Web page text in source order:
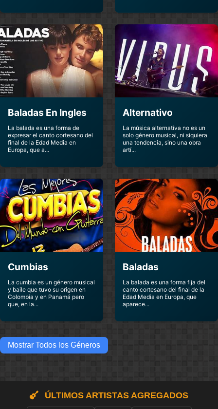
Thor Titanic
Tokyo Drift
Soundtracks
Triple X
Soundtracks
X Men Iii
Baladas En Ingles
La balada es una forma de
expresar el canto cortesano del
final de la Edad Media en
Europa, que a...
Alternativo
La música alternativa no es un
solo género musical, ni siquiera
una tendencia, sino una obra
artí...
Cumbias
La cumbia es un género musical
y baile que tuvo su origen en
Colombia y en Panamá pero
que, en la...
Baladas
La balada es una forma fija del
canto cortesano del final de la
Edad Media en Europa, que
aparece...
Mostrar Todos los Géneros
ÚLTIMOS ARTISTAS AGREGADOS